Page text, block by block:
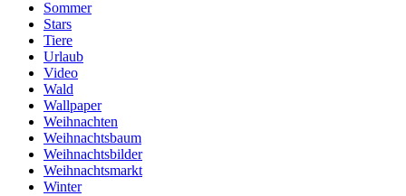
Sommer
Stars
Tiere
Urlaub
Video
Wald
Wallpaper
Weihnachten
Weihnachtsbaum
Weihnachtsbilder
Weihnachtsmarkt
Winter